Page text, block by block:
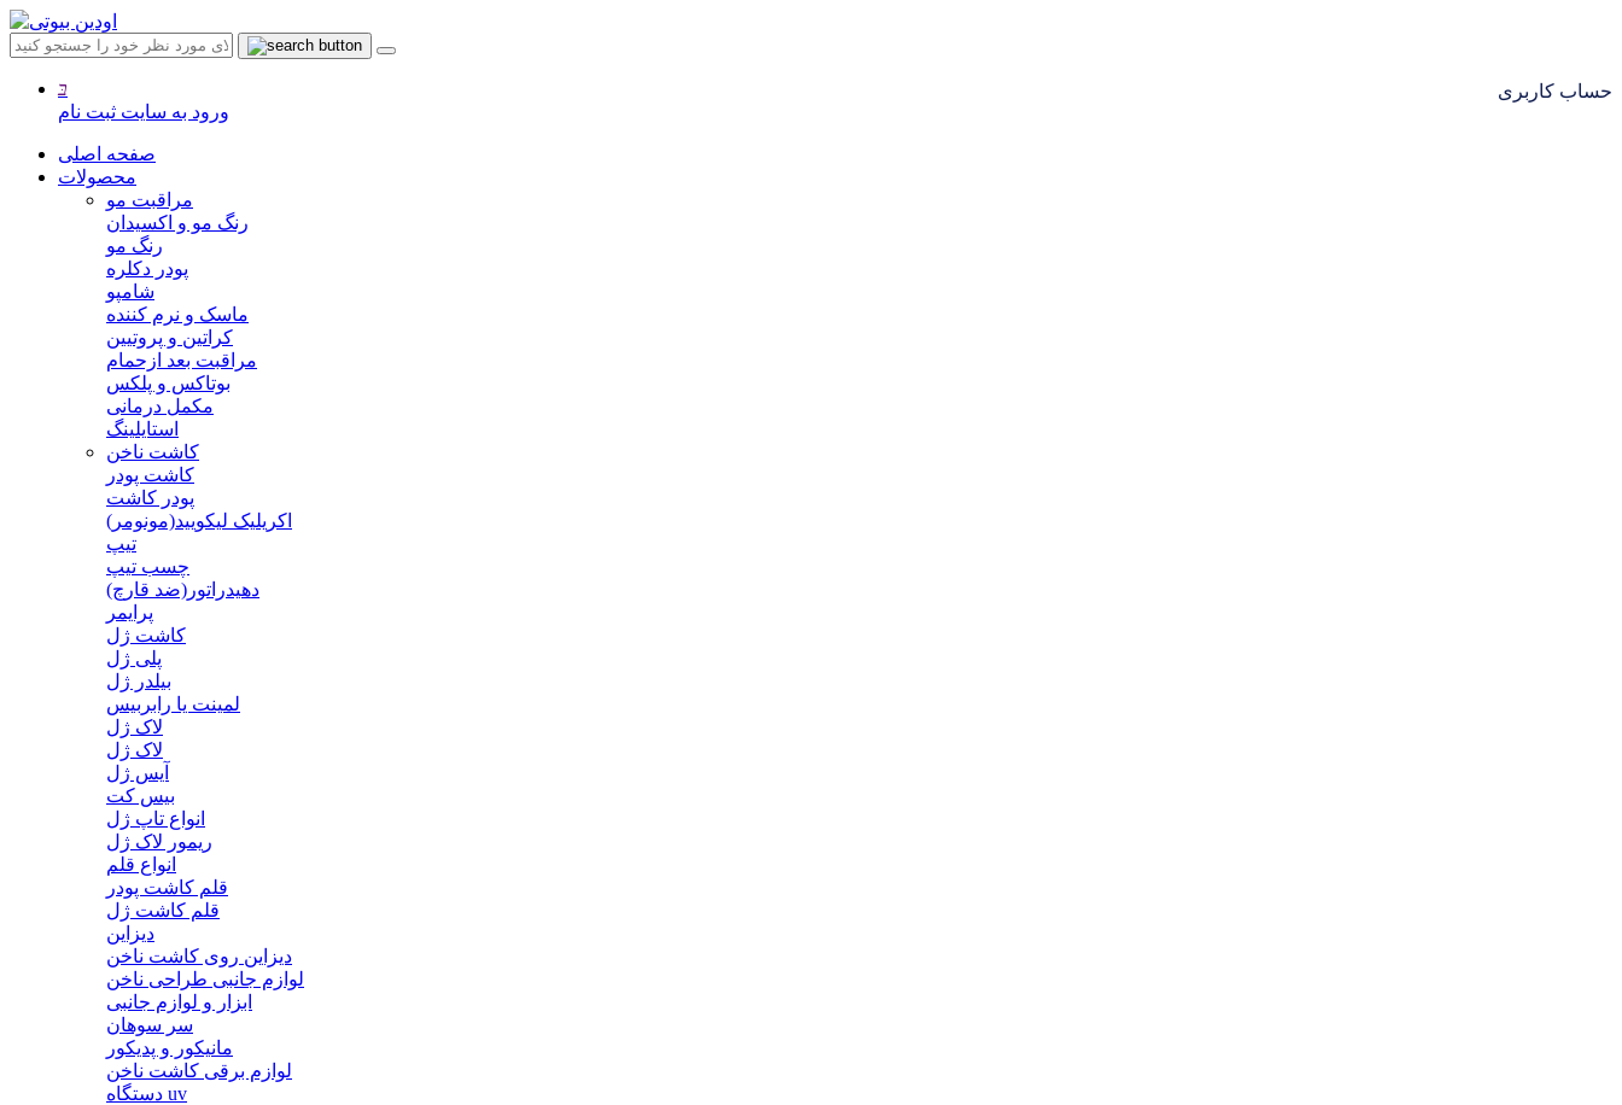
حساب کاربری
ورود به سایت ثبت نام
صفحه اصلی
محصولات
مراقبت مو
رنگ مو و اکسیدان
رنگ مو
پودر دکلره
شامپو
ماسک و نرم کننده
کراتین و پروتیین
مراقبت بعد ازحمام
بوتاکس و پلکس
مکمل درمانی
استایلینگ
کاشت ناخن
کاشت پودر
پودر کاشت
اکریلیک لیکویید(مونومر)
تیپ
چسب تیپ
دهیدراتور(ضد قارچ)
پرایمر
کاشت ژل
پلی ژل
بیلدر ژل
لمینت یا رابربیس
لاک ژل
لاک ژل
آیس ژل
بیس کت
انواع تاپ ژل
ریمور لاک ژل
انواع قلم
قلم کاشت پودر
قلم کاشت ژل
دیزاین
دیزاین روی کاشت ناخن
لوازم جانبی طراحی ناخن
ابزار و لوازم جانبی
سر سوهان
مانیکور و پدیکور
لوازم برقی کاشت ناخن
دستگاه uv